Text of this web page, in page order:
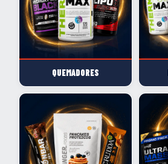
QUEMADORES